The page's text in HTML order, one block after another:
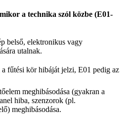
a technika szól közbe (E01-
belső, elektronikus vagy
utalnak.
fűtési kör hibáját jelzi, E01 pedig az
meghibásodása (gyakran a
hiba, szenzorok (pl.
meghibásodása.